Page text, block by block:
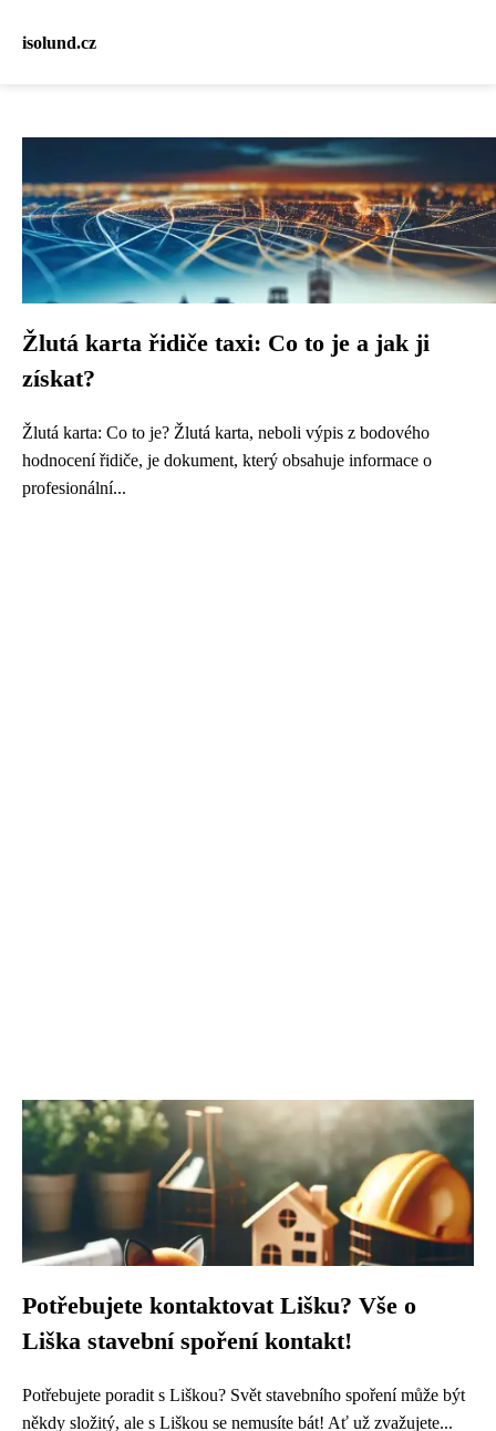
isolund.cz
Žlutá karta řidiče taxi: Co to je a jak ji
získat?
Žlutá karta: Co to je? Žlutá karta, neboli výpis z bodového
hodnocení řidiče, je dokument, který obsahuje informace o
profesionální...
Potřebujete kontaktovat Lišku? Vše o
Liška stavební spoření kontakt!
Potřebujete poradit s Liškou? Svět stavebního spoření může být
někdy složitý, ale s Liškou se nemusíte bát! Ať už zvažujete...